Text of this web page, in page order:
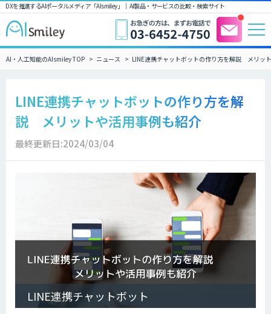
DXを推進するAIポータルメディア「AIsmiley」｜ AI製品・サービスの比較・検索サイト
AI・人工知能のAIsmiley TOP ニュース LINE連携チャットボットの作り方を解説 メリッ
LINE連携チャットボットの作り方を解
説 メリットや活用事例も紹介
最終更新日:2024/03/04
LINE連携チャットボット